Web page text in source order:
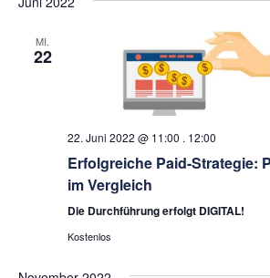
MI.
22
22. Juni 2022 @ 11:00 . 12:00
Erfolgreiche Paid-Strategie:
im Vergleich
Die Durchführung erfolgt DIGITAL!
Kostenlos